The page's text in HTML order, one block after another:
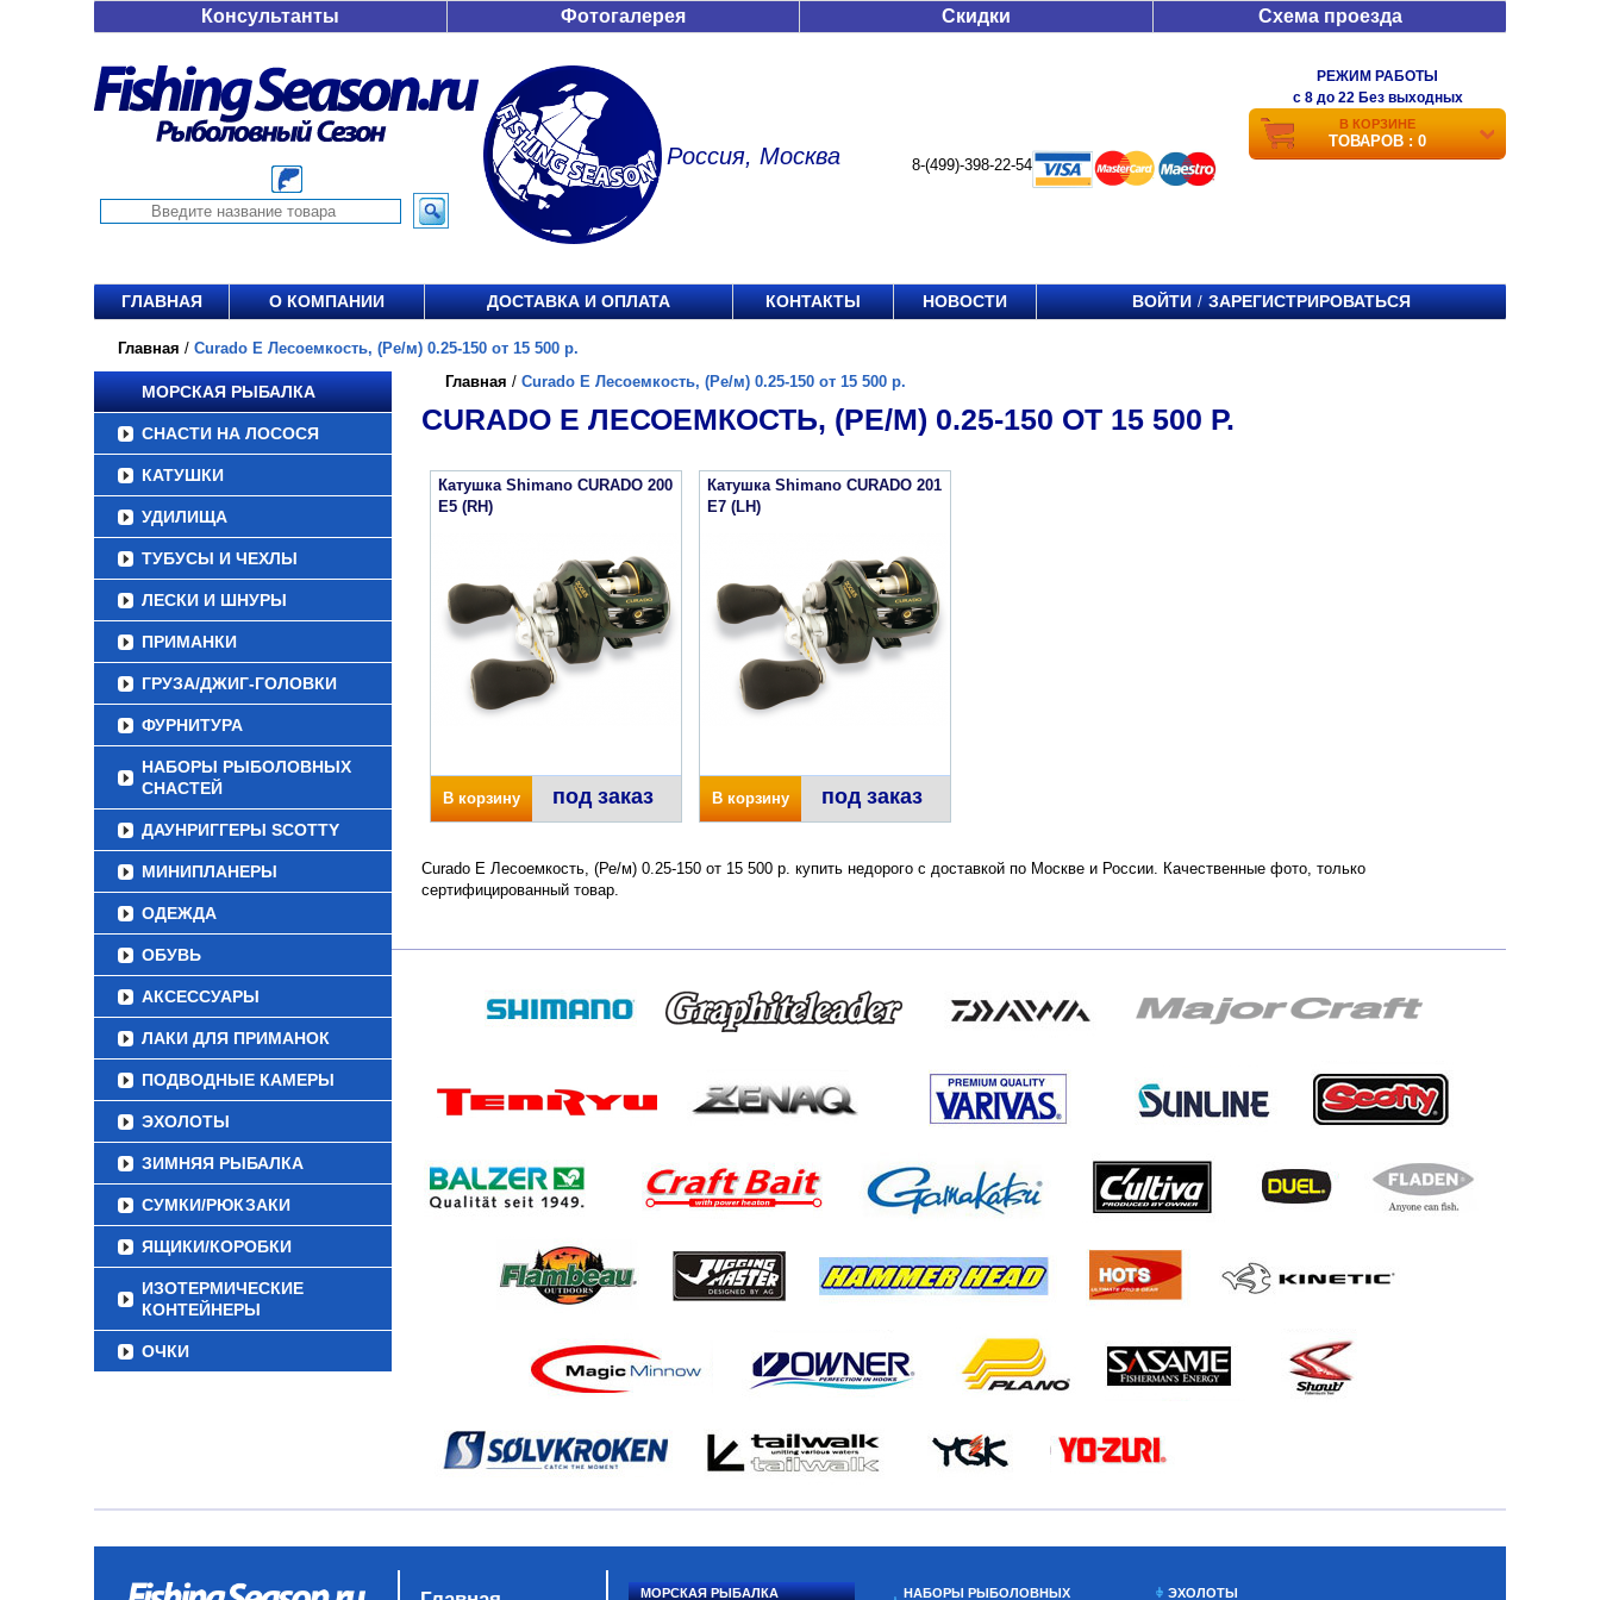
Консультанты Фотогалерея Скидки Схема проезда
Россия, Москва 8-(499)-398-22-54
РЕЖИМ РАБОТЫ
c 8 до 22 Без выходных
В КОРЗИНЕ
ТОВАРОВ : 0
ГЛАВНАЯ О КОМПАНИИ ДОСТАВКА И ОПЛАТА КОНТАКТЫ НОВОСТИ ВОЙТИ / ЗАРЕГИСТРИРОВАТЬСЯ
Главная / Curado E Лесоемкость, (Ре/м) 0.25-150 от 15 500 р.
МОРСКАЯ РЫБАЛКА
СНАСТИ НА ЛОСОСЯ
КАТУШКИ
УДИЛИЩА
ТУБУСЫ И ЧЕХЛЫ
ЛЕСКИ И ШНУРЫ
ПРИМАНКИ
ГРУЗА/ДЖИГ-ГОЛОВКИ
ФУРНИТУРА
НАБОРЫ РЫБОЛОВНЫХ
СНАСТЕЙ
ДАУНРИГГЕРЫ SCOTTY
МИНИПЛАНЕРЫ
ОДЕЖДА
ОБУВЬ
АКСЕССУАРЫ
ЛАКИ ДЛЯ ПРИМАНОК
ПОДВОДНЫЕ КАМЕРЫ
ЭХОЛОТЫ
ЗИМНЯЯ РЫБАЛКА
СУМКИ/РЮКЗАКИ
ЯЩИКИ/КОРОБКИ
ИЗОТЕРМИЧЕСКИЕ
КОНТЕЙНЕРЫ
ОЧКИ
Главная / Curado E Лесоемкость, (Ре/м) 0.25-150 от 15 500 р.
CURADO E ЛЕСОЕМКОСТЬ, (РЕ/М) 0.25-150 ОТ 15 500 Р.
Катушка Shimano CURADO 200
E5 (RH)
В корзину под заказ
Катушка Shimano CURADO 201
E7 (LH)
В корзину под заказ
Curado E Лесоемкость, (Ре/м) 0.25-150 от 15 500 р. купить недорого с доставкой по Москве и России. Качественные фото, только
сертифицированный товар.
МОРСКАЯ РЫБАЛКА НАБОРЫ РЫБОЛОВНЫХ ЭХОЛОТЫ